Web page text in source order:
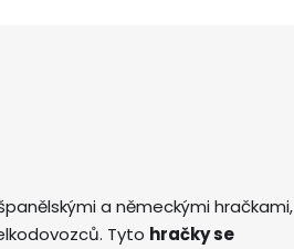
a německými hračkami,
Tyto hračky se